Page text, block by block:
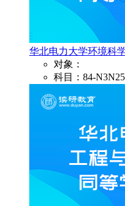
华北电力大学环境科
对象：
科目：84-